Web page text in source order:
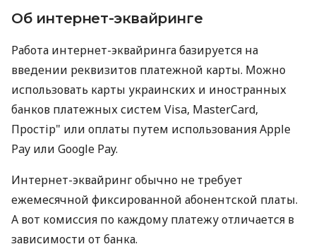
Об интернет-эквайринге
Работа интернет-эквайринга базируется на
введении реквизитов платежной карты. Можно
использовать карты украинских и иностранных
банков платежных систем Visa, MasterCard,
Простір" или оплаты путем использования Apple
Pay или Google Pay.
Интернет-эквайринг обычно не требует
ежемесячной фиксированной абонентской платы.
А вот комиссия по каждому платежу отличается в
зависимости от банка.